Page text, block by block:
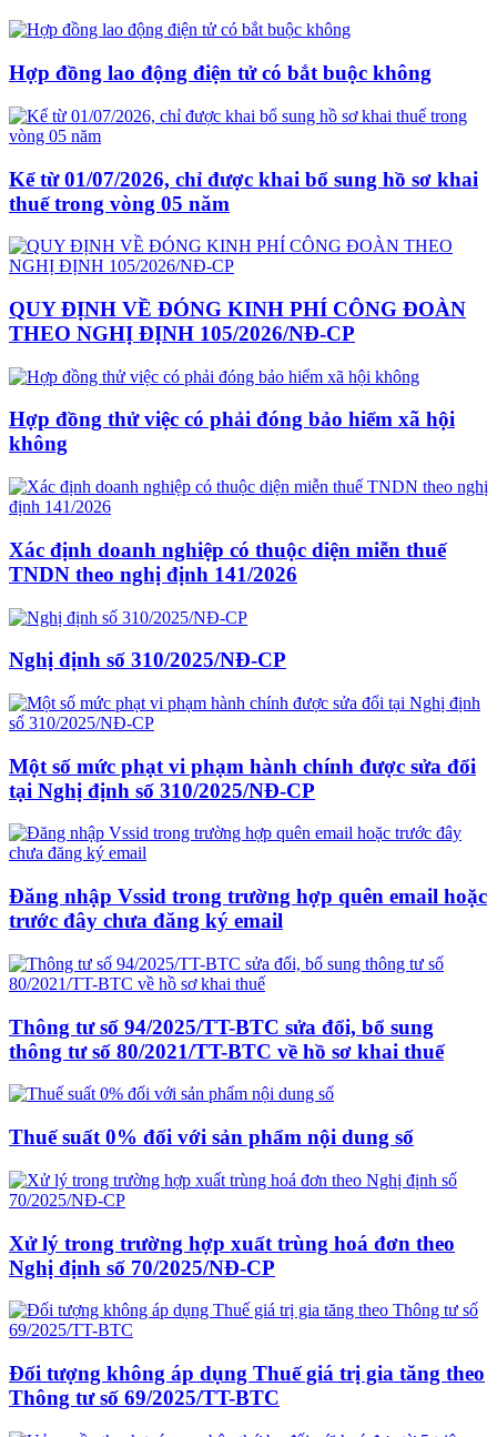
Hợp đồng lao động điện tử có bắt buộc không
Kể từ 01/07/2026, chỉ được khai bổ sung hồ sơ khai
thuế trong vòng 05 năm
QUY ĐỊNH VỀ ĐÓNG KINH PHÍ CÔNG ĐOÀN
THEO NGHỊ ĐỊNH 105/2026/NĐ-CP
Hợp đồng thử việc có phải đóng bảo hiểm xã hội
không
Xác định doanh nghiệp có thuộc diện miễn thuế
TNDN theo nghị định 141/2026
Nghị định số 310/2025/NĐ-CP
Một số mức phạt vi phạm hành chính được sửa đổi
tại Nghị định số 310/2025/NĐ-CP
Đăng nhập Vssid trong trường hợp quên email hoặc
trước đây chưa đăng ký email
Thông tư số 94/2025/TT-BTC sửa đổi, bổ sung
thông tư số 80/2021/TT-BTC về hồ sơ khai thuế
Thuế suất 0% đối với sản phẩm nội dung số
Xử lý trong trường hợp xuất trùng hoá đơn theo
Nghị định số 70/2025/NĐ-CP
Đối tượng không áp dụng Thuế giá trị gia tăng theo
Thông tư số 69/2025/TT-BTC